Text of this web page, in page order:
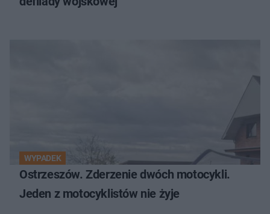
WYPADEK
Ostrzeszów. Zderzenie dwóch motocykli.
Jeden z motocyklistów nie żyje